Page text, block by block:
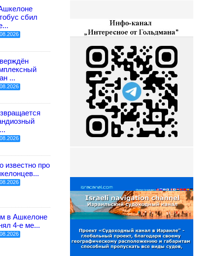
сбил
...
известно про
в Ашкелоне
4-е ме...